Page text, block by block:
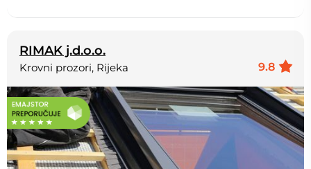
RIMAK j.d.o.o.
9.8
Krovni prozori, Rijeka